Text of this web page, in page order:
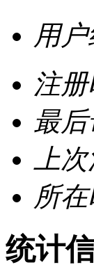
用
注
最
上
所
统计